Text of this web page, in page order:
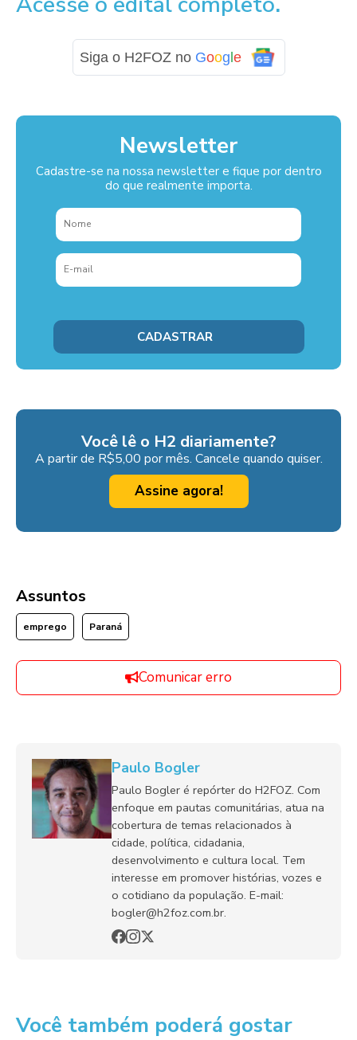
Siga o H2FOZ no Goog e
Newsletter
Cadastre-se na nossa newsletter e fique por dentro
do que realmente importa.
Você lê o H2 diariamente?
A partir de R$5,00 por mês. Cancele quando quiser.
Assine agora!
Assuntos
emprego Paraná
Comunicar erro
Paulo Bogler
Paulo Bogler é repórter do H2FOZ. Com
enfoque em pautas comunitárias, atua na
cobertura de temas relacionados à
cidade, política, cidadania,
desenvolvimento e cultura local. Tem
interesse em promover histórias, vozes e
o cotidiano da população. E-mail:
bogler@h2foz.com.br.
Você também poderá gostar